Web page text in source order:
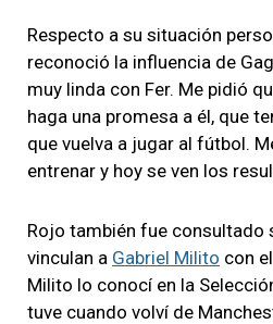
Respecto a su situación
reconoció la influencia de
muy linda con Fer. Me pidió
haga una promesa a él, que
que vuelva a jugar al fútbol.
entrenar y hoy se ven los
Rojo también fue consultado
vinculan a Gabriel Milito con
Milito lo conocí en la
tuve cuando volví de